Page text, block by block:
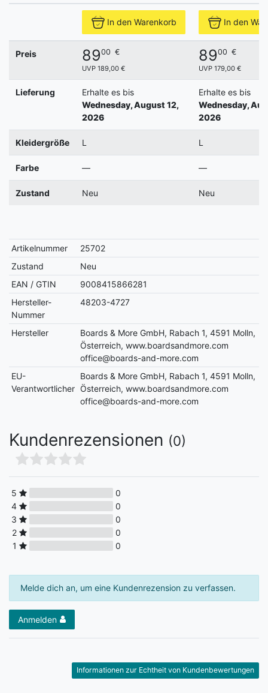
In den Warenkorb In den
Preis 8900 €
UVP 189,00 €
8900 €
UVP 179,00 €
Lieferung
Erhalte es bis
Wednesday, August 12,
2026
Erhalte es bis
Wednesday,
2026
Kleidergröße L L
Farbe — —
Zustand Neu Neu
Artikelnummer
25702
Zustand
Neu
EAN / GTIN
9008415866281
Hersteller-
Nummer
48203-4727
Hersteller
Boards & More GmbH, Rabach 1, 4591 Molln,
Österreich, www.boardsandmore.com
office@boards-and-more.com
EU-
Verantwortlicher
Boards & More GmbH, Rabach 1, 4591 Molln,
Österreich, www.boardsandmore.com
office@boards-and-more.com
Kundenrezensionen (0)
5
0
4
0
3
0
2
0
1
0
Melde dich an, um eine Kundenrezension zu verfassen.
Anmelden
Informationen zur Echtheit von Kundenbewertungen